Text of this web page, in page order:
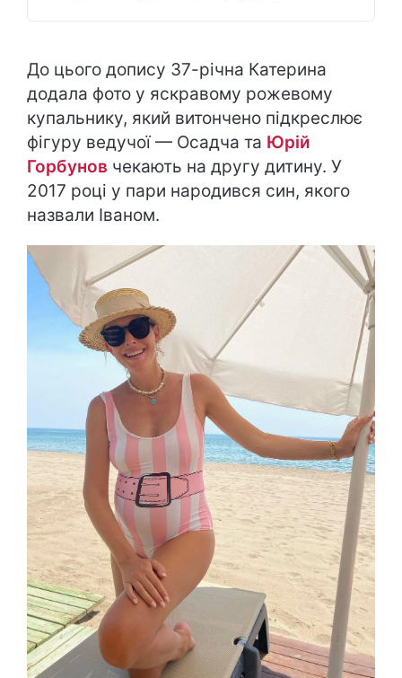
До цього допису 37-річна Катерина
додала фото у яскравому рожевому
купальнику, який витончено підкреслює
фігуру ведучої — Осадча та Юрій
Горбунов чекають на другу дитину. У
2017 році у пари народився син, якого
назвали Іваном.